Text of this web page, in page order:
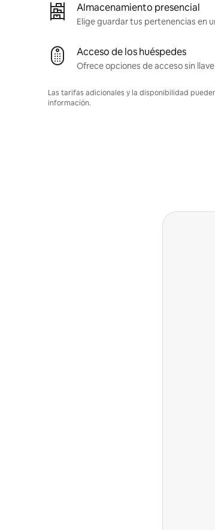
Almacenamiento presencial
Elige guardar tus pertenencias en
Acceso de los huéspedes
Ofrece opciones de acceso sin
Las tarifas adicionales y la disponibilidad
información.